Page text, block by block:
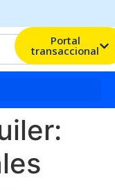
Portal
transaccional